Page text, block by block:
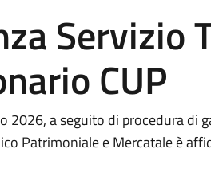
Servizio
CUP
2026, a seguito di procedura di
Patrimoniale e Mercatale è